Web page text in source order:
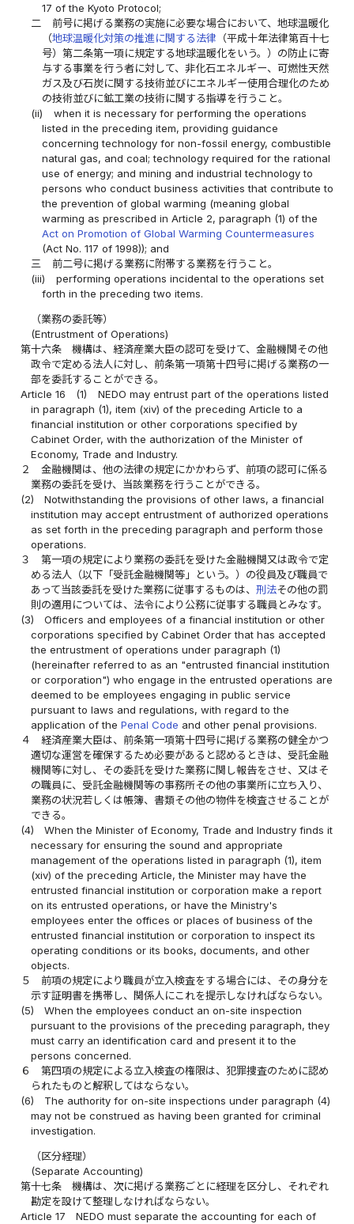
17 of the Kyoto Protocol;
二
前号に掲げる業務の実施に必要な場合において、地球温暖化
（地球温暖化対策の推進に関する法律 （平成十年法律第百十七
号）第二条第一項に規定する地球温暖化をいう。）の防止に寄
与する事業を行う者に対して、非化石エネルギー、可燃性天然
ガス及び石炭に関する技術並びにエネルギー使用合理化のため
の技術並びに鉱工業の技術に関する指導を行うこと。
(ii)
when it is necessary for performing the operations
listed in the preceding item, providing guidance
concerning technology for non-fossil energy, combustible
natural gas, and coal; technology required for the rational
use of energy; and mining and industrial technology to
persons who conduct business activities that contribute to
the prevention of global warming (meaning global
warming as prescribed in Article 2, paragraph (1) of the
Act on Promotion of Global Warming Countermeasures
(Act No. 117 of 1998)); and
三
前二号に掲げる業務に附帯する業務を行うこと。
(iii)
performing operations incidental to the operations set
forth in the preceding two items.
（業務の委託等）
(Entrustment of Operations)
第十六条
機構は、経済産業大臣の認可を受けて、金融機関その他
政令で定める法人に対し、前条第一項第十四号に掲げる業務の一
部を委託することができる。
Article 16
(1)
NEDO may entrust part of the operations listed
in paragraph (1), item (xiv) of the preceding Article to a
financial institution or other corporations specified by
Cabinet Order, with the authorization of the Minister of
Economy, Trade and Industry.
２
金融機関は、他の法律の規定にかかわらず、前項の認可に係る
業務の委託を受け、当該業務を行うことができる。
(2)
Notwithstanding the provisions of other laws, a financial
institution may accept entrustment of authorized operations
as set forth in the preceding paragraph and perform those
operations.
３
第一項の規定により業務の委託を受けた金融機関又は政令で定
める法人（以下「受託金融機関等」という。）の役員及び職員で
あって当該委託を受けた業務に従事するものは、刑法その他の罰
則の適用については、法令により公務に従事する職員とみなす。
(3)
Officers and employees of a financial institution or other
corporations specified by Cabinet Order that has accepted
the entrustment of operations under paragraph (1)
(hereinafter referred to as an "entrusted financial institution
or corporation") who engage in the entrusted operations are
deemed to be employees engaging in public service
pursuant to laws and regulations, with regard to the
application of thePenal Code and other penal provisions.
４
経済産業大臣は、前条第一項第十四号に掲げる業務の健全かつ
適切な運営を確保するため必要があると認めるときは、受託金融
機関等に対し、その委託を受けた業務に関し報告をさせ、又はそ
の職員に、受託金融機関等の事務所その他の事業所に立ち入り、
業務の状況若しくは帳簿、書類その他の物件を検査させることが
できる。
(4)
When the Minister of Economy, Trade and Industry finds it
necessary for ensuring the sound and appropriate
management of the operations listed in paragraph (1), item
(xiv) of the preceding Article, the Minister may have the
entrusted financial institution or corporation make a report
on its entrusted operations, or have the Ministry's
employees enter the offices or places of business of the
entrusted financial institution or corporation to inspect its
operating conditions or its books, documents, and other
objects.
５
前項の規定により職員が立入検査をする場合には、その身分を
示す証明書を携帯し、関係人にこれを提示しなければならない。
(5)
When the employees conduct an on-site inspection
pursuant to the provisions of the preceding paragraph, they
must carry an identification card and present it to the
persons concerned.
６
第四項の規定による立入検査の権限は、犯罪捜査のために認め
られたものと解釈してはならない。
(6)
The authority for on-site inspections under paragraph (4)
may not be construed as having been granted for criminal
investigation.
（区分経理）
(Separate Accounting)
第十七条
機構は、次に掲げる業務ごとに経理を区分し、それぞれ
勘定を設けて整理しなければならない。
Article 17
NEDO must separate the accounting for each of